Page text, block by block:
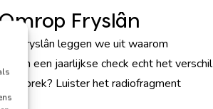
Fryslân
Fryslân leggen we uit waarom
en een jaarlijkse check echt het verschil
gesprek? Luister het radiofragment